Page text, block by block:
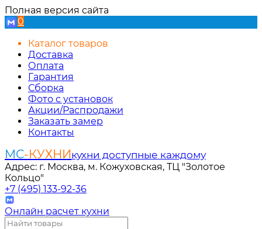
Полная версия сайта
0
Каталог товаров
Доставка
Оплата
Гарантия
Сборка
Фото с установок
Акции/Распродажи
Заказать замер
Контакты
МС-КУХНИкухни доступные каждому
Адрес: г. Москва, м. Кожуховская, ТЦ "Золотое
Кольцо"
+7 (495) 133-92-36
Онлайн расчет кухни